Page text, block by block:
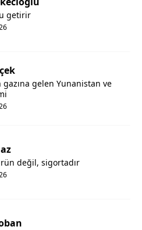
getirir
gelen Yunanistan ve
değil, sigortadır